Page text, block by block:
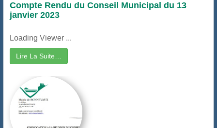
Compte Rendu du Conseil Municipal du 13
janvier 2023
Loading Viewer ...
Lire La Suite…